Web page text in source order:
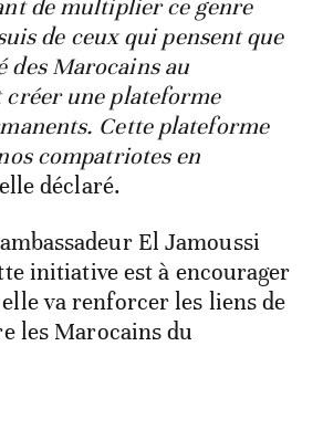
de multiplier ce genre
de ceux qui pensent que
des Marocains au
créer une plateforme
Cette plateforme
compatriotes en
déclaré.
El Jamoussi
initiative est à encourager
va renforcer les liens de
les Marocains du